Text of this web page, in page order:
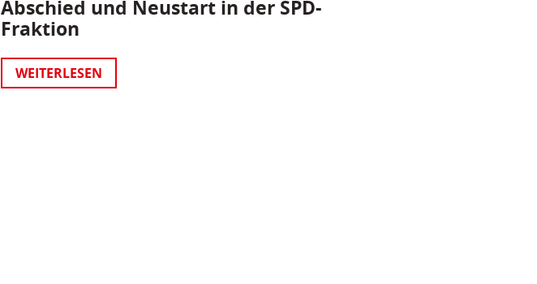
Abschied und Neustart in der SPD-
Fraktion
WEITERLESEN